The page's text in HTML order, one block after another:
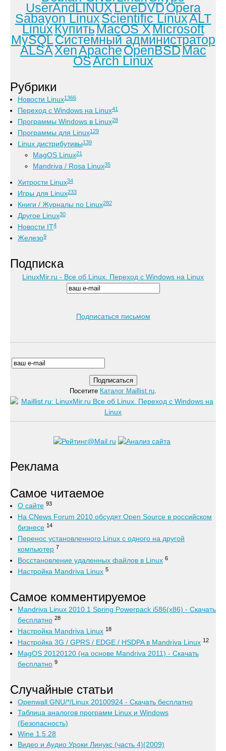
UserAndLINUXLiveDVDOpera
Sabayon LinuxScientific LinuxALT
LinuxКупитьMacOS XMicrosoft
MySQLСистемный администратор
ALSAXenApacheOpenBSDMac
OSArch Linux
Рубрики
Новости Linux1366
Переход с Windows на Linux41
Программы Windows в Linux28
Программы для Linux129
Linux дистрибутивы139
MagOS Linux21
Mandriva / Rosa Linux35
Хитрости Linux34
Игры для Linux233
Книги / Журналы по Linux282
Другое Linux30
Новости IT4
Железо9
Подписка
LinuxMir.ru - Все об Linux. Переход с Windows на Linux
Подписаться письмом
Посетите Каталог Maillist.ru.
Реклама
Самое читаемое
О сайте 93
На CNews Forum 2010 обсудят Open Source в российском
бизнесе 14
Перенос установленного Linux с одного на другой
компьютер 7
Восстановление удаленных файлов в Linux 6
Настройка Mandriva Linux 5
Самое комментируемое
Mandriva Linux 2010.1 Spring Powerpack i586(x86) - Скачать
бесплатно 28
Настройка Mandriva Linux 18
Настройка 3G / GPRS / EDGE / HSDPA в Mandriva Linux 12
MagOS 20120120 (на основе Mandriva 2011) - Скачать
бесплатно 9
Случайные статьи
Openwall GNU/*/Linux 20100924 - Скачать бесплатно
Таблица аналогов программ Linux и Windows
(Безопасность)
Wine 1.5.28
Видео и Аудио Уроки Линукс (часть 4)(2009)